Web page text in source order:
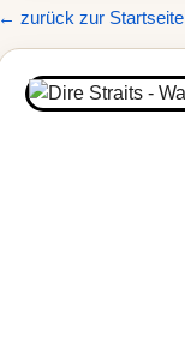
← zurück zur Startseite